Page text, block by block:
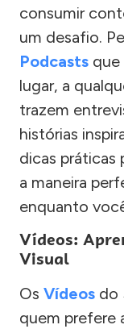
consumir
um desafio.
Podcasts que
lugar, a
trazem
histórias
dicas práticas
a maneira
enquanto
Vídeos:
Visual
Os Vídeos do
quem prefere